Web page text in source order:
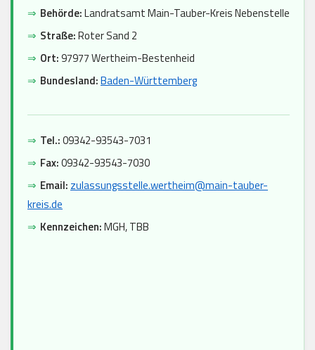
⇒ Behörde:Landratsamt Main-Tauber-Kreis Nebenstelle
⇒ Straße:Roter Sand 2
⇒ Ort:97977 Wertheim-Bestenheid
⇒ Bundesland:Baden-Württemberg
⇒ Tel.:09342-93543-7031
⇒ Fax:09342-93543-7030
⇒ Email: zulassungsstelle.wertheim@main-tauber-
kreis.de
⇒ Kennzeichen:MGH, TBB